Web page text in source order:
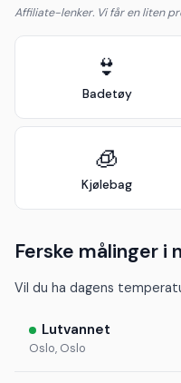
Affiliate-lenker. Vi får en liten
👙
Badetøy
🧊
Kjølebag
Ferske målinger i
Vil du ha dagens
Lutvannet
Oslo, Oslo